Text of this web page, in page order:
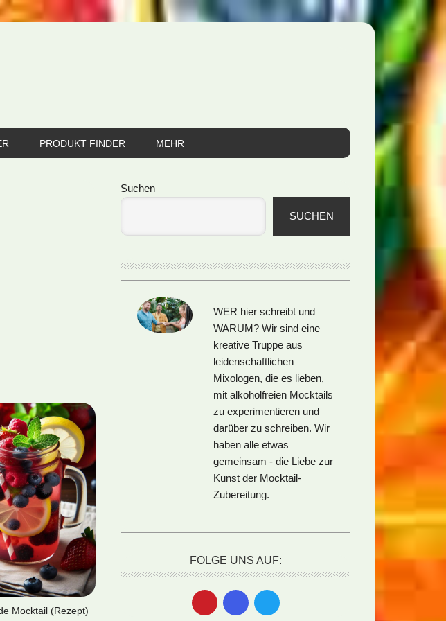
PRODUKT FINDER MEHR
Mocktail (Rezept)
Seitenspalte
Suchen
SUCHEN
WER hier schreibt und
WARUM?Wir sind eine
kreative Truppe aus
leidenschaftlichen
Mixologen, die es lieben,
mit alkoholfreien Mocktails
zu experimentieren und
darüber zu schreiben. Wir
haben alle etwas
gemeinsam - die Liebe zur
Kunst der Mocktail-
Zubereitung.
FOLGE UNS AUF: